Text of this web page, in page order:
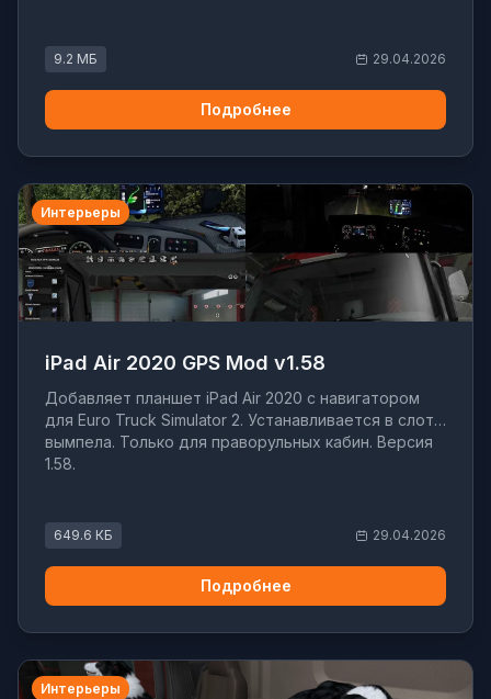
9.2 МБ 29.04.2026
Подробнее
Интерьеры
iPad Air 2020 GPS Mod v1.58
Добавляет планшет iPad Air 2020 с навигатором
для Euro Truck Simulator 2. Устанавливается в слот
вымпела. Только для праворульных кабин. Версия
1.58.
649.6 КБ 29.04.2026
Подробнее
Интерьеры